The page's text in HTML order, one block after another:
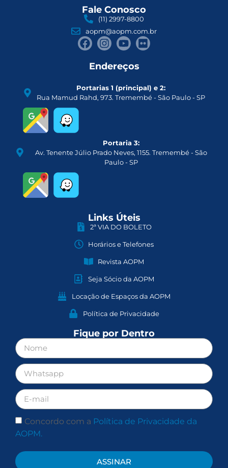
Fale Conosco
(11) 2997-8800
aopm@aopm.com.br
Endereços
Portarias 1 (principal) e 2:
Rua Mamud Rahd, 973. Tremembé - São Paulo - SP
Portaria 3:
Av. Tenente Júlio Prado Neves, 1155. Tremembé - São
Paulo - SP
Links Úteis
2ª VIA DO BOLETO
Horários e Telefones
Revista AOPM
Seja Sócio da AOPM
Locação de Espaços da AOPM
Política de Privacidade
Fique por Dentro
Concordo com a Política de Privacidade da
AOPM.
ASSINAR